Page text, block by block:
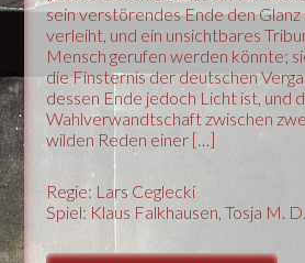
sein verstörendes Ende den
verleiht, und ein unsichtbares
Mensch gerufen werden könnte;
die Finsternis der deutschen
dessen Ende jedoch Licht ist, und
Wahlverwandtschaft zwischen
wilden Reden einer […]
Regie: Lars Ceglecki
Spiel: Klaus Falkhausen, Tosja M.